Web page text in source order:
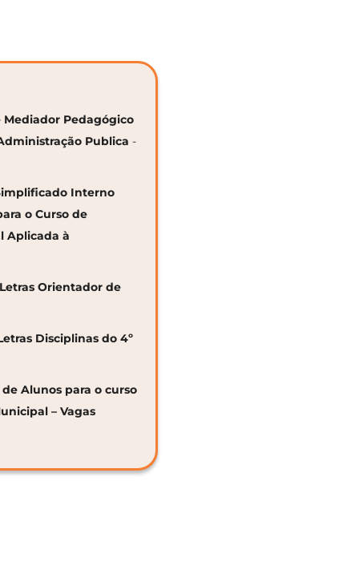
Mediador Pedagógico
Publica -
Interno
o Curso de
Aplicada à
Orientador de
Disciplinas do 4º
de Alunos para o curso
– Vagas